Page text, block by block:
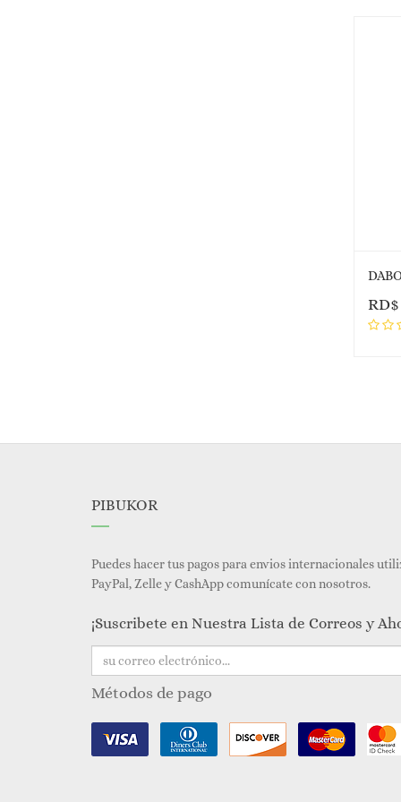
PIBUKOR
Puedes hacer tus pagos para envios internacionales
PayPal, Zelle y CashApp comunícate con nosotros.
¡Suscribete en Nuestra Lista de Correos y
Métodos de pago